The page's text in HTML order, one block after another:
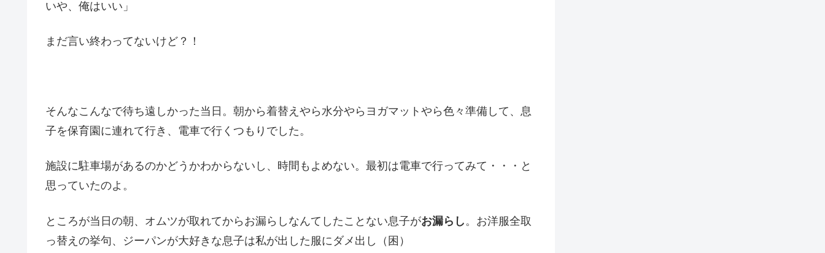
いや、俺はいい」
まだ言い終わってないけど？！
そんなこんなで待ち遠しかった当日。朝から着替えやら水分やらヨガマットやら色々準備して、息
子を保育園に連れて行き、電車で行くつもりでした。
施設に駐車場があるのかどうかわからないし、時間もよめない。最初は電車で行ってみて・・・と
思っていたのよ。
ところが当日の朝、オムツが取れてからお漏らしなんてしたことない息子がお漏らし 。お洋服全取
っ替えの挙句、ジーパンが大好きな息子は私が出した服にダメ出し（困）